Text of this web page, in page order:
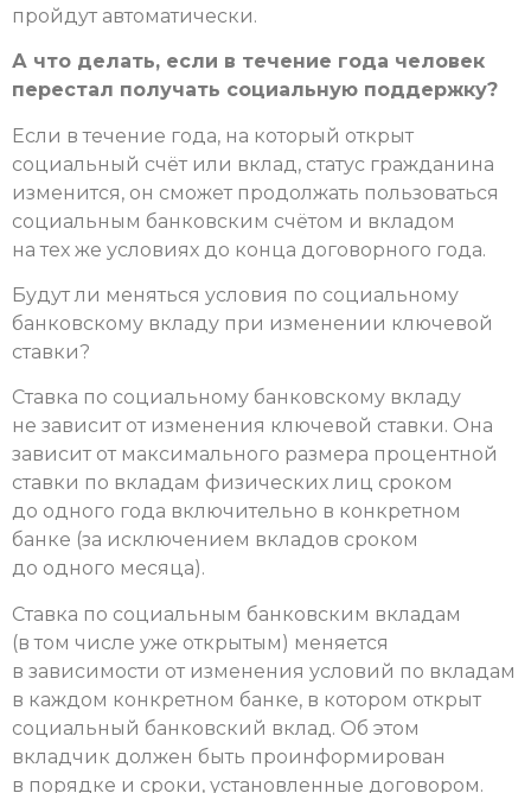
пройдут автоматически.
А что делать, если в течение года человек
перестал получать социальную поддержку?
Если в течение года, на который открыт
социальный счёт или вклад, статус гражданина
изменится, он сможет продолжать пользоваться
социальным банковским счётом и вкладом
на тех же условиях до конца договорного года.
Будут ли меняться условия по социальному
банковскому вкладу при изменении ключевой
ставки?
Ставка по социальному банковскому вкладу
не зависит от изменения ключевой ставки. Она
зависит от максимального размера процентной
ставки по вкладам физических лиц сроком
до одного года включительно в конкретном
банке (за исключением вкладов сроком
до одного месяца).
Ставка по социальным банковским вкладам
(в том числе уже открытым) меняется
в зависимости от изменения условий по вкладам
в каждом конкретном банке, в котором открыт
социальный банковский вклад. Об этом
вкладчик должен быть проинформирован
в порядке и сроки, установленные договором.